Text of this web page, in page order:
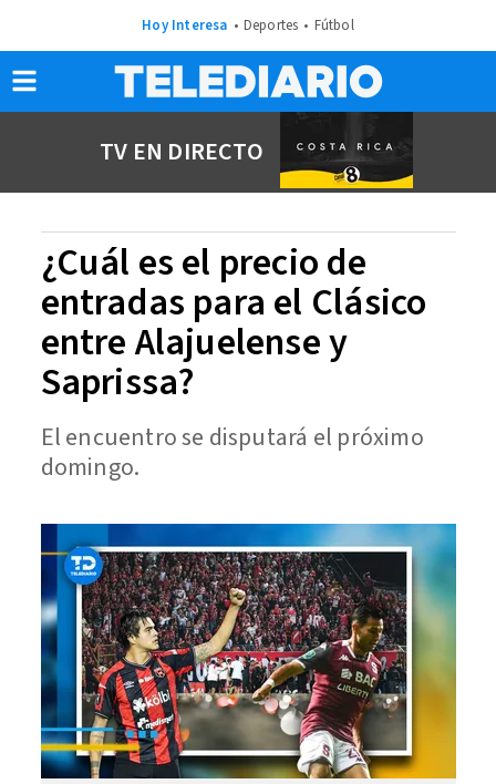
Hoy Interesa Deportes Fútbol
TV EN DIRECTO
¿Cuál es el precio de
entradas para el Clásico
entre Alajuelense y
Saprissa?
El encuentro se disputará el próximo
domingo.